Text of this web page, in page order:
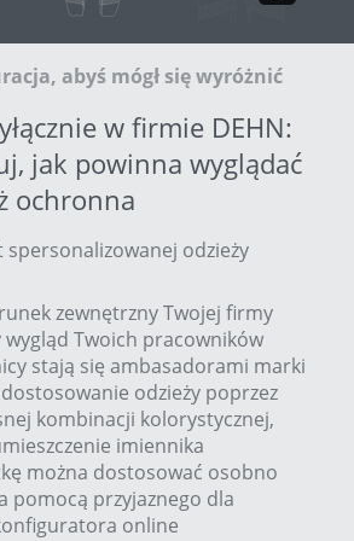
abyś mógł się wyróżnić
w firmie DEHN:
jak powinna wyglądać
ochronna
spersonalizowanej odzieży
zewnętrzny Twojej firmy
Twoich pracowników
stają się ambasadorami marki
odzieży poprzez
kombinacji kolorystycznej,
imiennika
można dostosować osobno
pomocą przyjaznego dla
online